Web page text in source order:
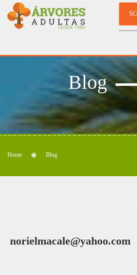
Blog
Home Blog
norielmacale@yahoo.com